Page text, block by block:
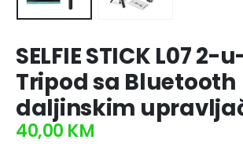
SELFIE STICK L07 2-
Tripod sa Bluetooth
daljinskim
40,00 KM